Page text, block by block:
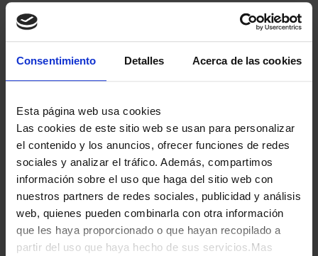
Consentimiento Detalles Acerca de las cookies
Esta página web usa cookies
Las cookies de este sitio web se usan para personalizar
el contenido y los anuncios, ofrecer funciones de redes
sociales y analizar el tráfico. Además, compartimos
información sobre el uso que haga del sitio web con
nuestros partners de redes sociales, publicidad y análisis
web, quienes pueden combinarla con otra información
que les haya proporcionado o que hayan recopilado a
partir del uso que haya hecho de sus servicios.Mas
59,90